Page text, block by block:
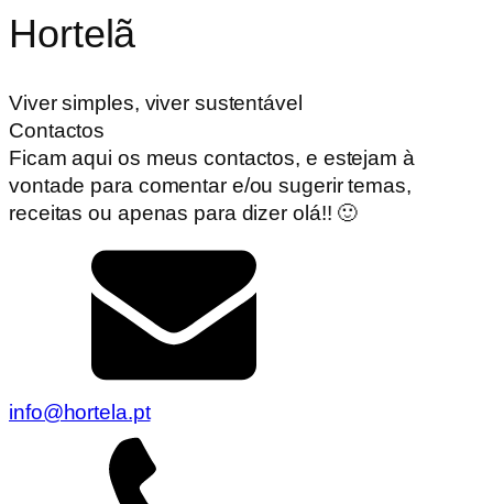
Hortelã
Viver simples, viver sustentável
Contactos
Ficam aqui os meus contactos, e estejam à
vontade para comentar e/ou sugerir temas,
receitas ou apenas para dizer olá!! 🙂
info@hortela.pt